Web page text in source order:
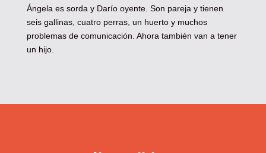
Ángela es sorda y Darío oyente. Son pareja y tienen
seis gallinas, cuatro perras, un huerto y muchos
problemas de comunicación. Ahora también van a tener
un hijo.